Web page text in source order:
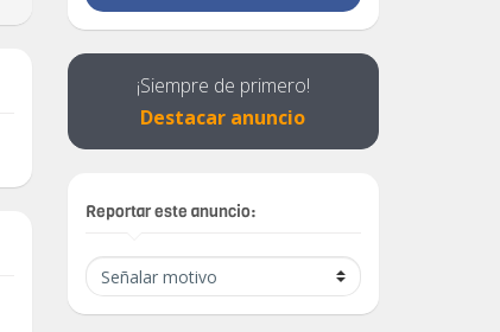
¡Siempre de primero!
Destacar anuncio
Reportar este anuncio: